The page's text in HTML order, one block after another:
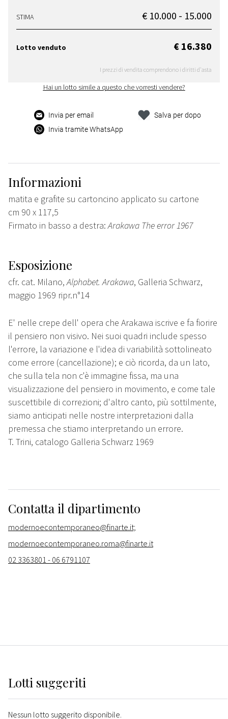
STIMA € 10.000 - 15.000
Lotto venduto € 16.380
I prezzi di vendita comprendono i diritti d'asta
Hai un lotto simile a questo che vorresti vendere?
Invia per email
Invia tramite WhatsApp
Salva per dopo
Informazioni
matita e grafite su cartoncino applicato su cartone
cm 90 x 117,5
Firmato in basso a destra:Arakawa The error 1967
Esposizione
cfr. cat. Milano,Alphabet. Arakawa, Galleria Schwarz,
maggio 1969 ripr.n°14
E' nelle crepe dell' opera che Arakawa iscrive e fa fiorire
il pensiero non visivo. Nei suoi quadri include spesso
l'errore, la variazione e l'idea di variabilità sottolineato
come errore (cancellazione); e ciò ricorda, da un lato,
che sulla tela non c'è immagine fissa, ma una
visualizzazione del pensiero in movimento, e come tale
suscettibile di correzioni; d'altro canto, più sottilmente,
siamo anticipati nelle nostre interpretazioni dalla
premessa che stiamo interpretando un errore.
T. Trini, catalogo Galleria Schwarz 1969
Contatta il dipartimento
modernoecontemporaneo@finarte.it;
modernoecontemporaneo.roma@finarte.it
02 3363801 - 06 6791107
Lotti suggeriti
Nessun lotto suggerito disponibile.